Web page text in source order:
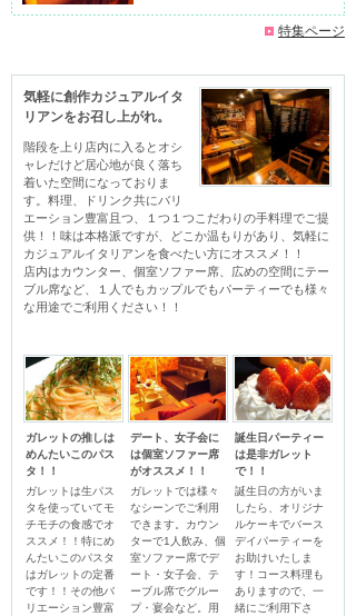
特集ページ
気軽に創作カジュアルイタ
リアンをお召し上がれ。
階段を上り店内に入るとオシ
ャレだけど居心地が良く落ち
着いた空間になっておりま
す。料理、ドリンク共にバリ
エーション豊富且つ、１つ１つこだわりの手料理でご提
供！！味は本格派ですが、どこか温もりがあり、気軽に
カジュアルイタリアンを食べたい方にオススメ！！
店内はカウンター、個室ソファー席、広めの空間にテー
ブル席など、１人でもカップルでもパーティーでも様々
な用途でご利用ください！！
ガレットの推しは
めんたいこのパス
タ！！
ガレットは生パス
タを使っていてモ
チモチの食感でオ
ススメ！！特にめ
んたいこのパスタ
はガレットの定番
です！！その他バ
リエーション豊富
デート、女子会に
は個室ソファー席
がオススメ！！
ガレットでは様々
なシーンでご利用
できます。カウン
ターで1人飲み、個
室ソファー席でデ
ート・女子会、テ
ーブル席でグルー
プ・宴会など。用
誕生日パーティー
は是非ガレット
で！！
誕生日の方がいま
したら、オリジナ
ルケーキでバース
デイパーティーを
お助けいたしま
す！コース料理も
ありますので、一
緒にご利用下さ